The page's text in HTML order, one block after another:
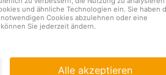
Services
Coopzeitung